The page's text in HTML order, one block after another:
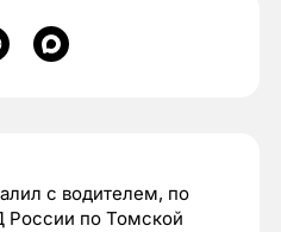
с водителем, по
России по Томской